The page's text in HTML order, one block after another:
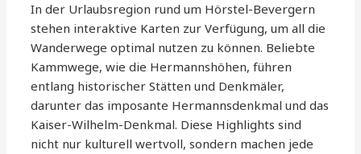
In der Urlaubsregion rund um Hörstel-Bevergern
stehen interaktive Karten zur Verfügung, um all die
Wanderwege optimal nutzen zu können. Beliebte
Kammwege, wie die Hermannshöhen, führen
entlang historischer Stätten und Denkmäler,
darunter das imposante Hermannsdenkmal und das
Kaiser-Wilhelm-Denkmal. Diese Highlights sind
nicht nur kulturell wertvoll, sondern machen jede